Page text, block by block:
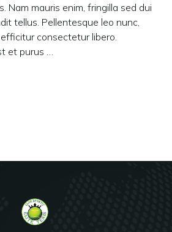
Nam mauris enim, fringilla sed dui
tellus. Pellentesque leo nunc,
consectetur libero.
et purus …